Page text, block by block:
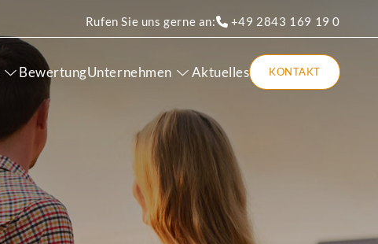
Rufen Sie uns gerne an: +49 2843 169 19 0
BewertungUnternehmen Aktuelles KONTAKT